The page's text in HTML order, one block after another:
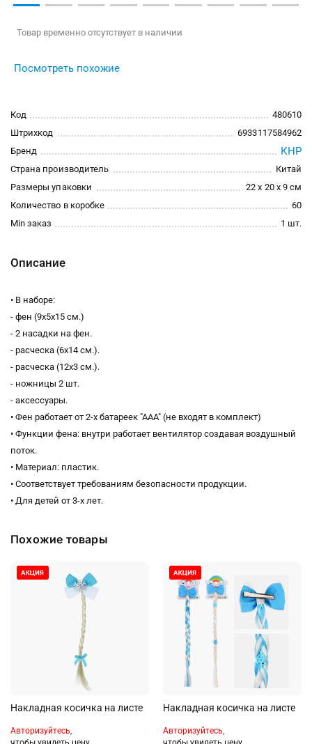
Товар временно отсутствует в наличии
Посмотреть похожие
Код
480610
Штрихкод
6933117584962
Бренд
КНР
Страна производитель
Китай
Размеры упаковки
22 x 20 x 9 см
Количество в коробке
60
Min заказ
1 шт.
Описание
• В наборе:
- фен (9х5х15 см.)
- 2 насадки на фен.
- расческа (6х14 см.).
- расческа (12х3 см.).
- ножницы 2 шт.
- аксессуары.
• Фен работает от 2-х батареек "ААА" (не входят в комплект)
• Функции фена: внутри работает вентилятор создавая воздушный
поток.
• Материал: пластик.
• Соответствует требованиям безопасности продукции.
• Для детей от 3-х лет.
Похожие товары
Накладная косичка на листе
Авторизуйтесь,
Накладная косичка на листе
Авторизуйтесь,